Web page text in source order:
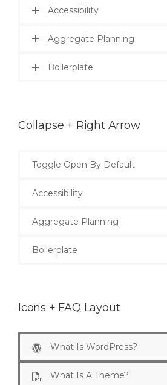
Accessibility
Aggregate Planning
Boilerplate
Collapse + Right Arrow
Toggle Open By Default
Accessibility
Aggregate Planning
Boilerplate
Icons + FAQ Layout
What Is WordPress?
What Is A Theme?